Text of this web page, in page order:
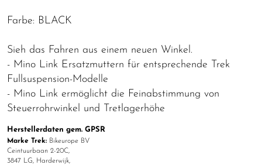
Farbe: BLACK
Sieh das Fahren aus einem neuen Winkel.
- Mino Link Ersatzmuttern für entsprechende Trek
Fullsuspension-Modelle
- Mino Link ermöglicht die Feinabstimmung von
Steuerrohrwinkel und Tretlagerhöhe
Herstellerdaten gem. GPSR
Marke Trek: Bikeurope BV
Ceintuurbaan 2-20C,
3847 LG, Harderwijk,